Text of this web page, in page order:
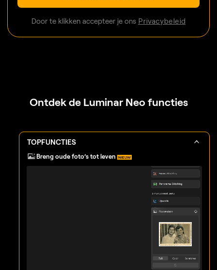
Door te klikken accepteer je ons Privacybeleid
Ontdek de Luminar Neo functies
TOPFUNCTIES
Breng oude foto’s tot leven NIEUW